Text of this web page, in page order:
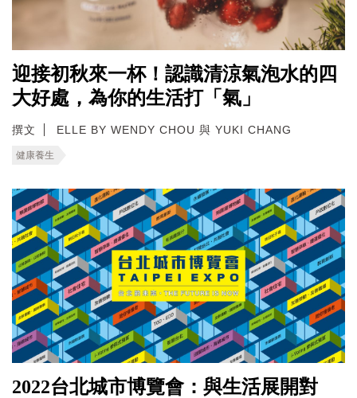
迎接初秋來一杯！認識清涼氣泡水的四
大好處，為你的生活打「氣」
撰文 ELLE BY WENDY CHOU 與 YUKI CHANG
健康養生
2022台北城市博覽會：與生活展開對